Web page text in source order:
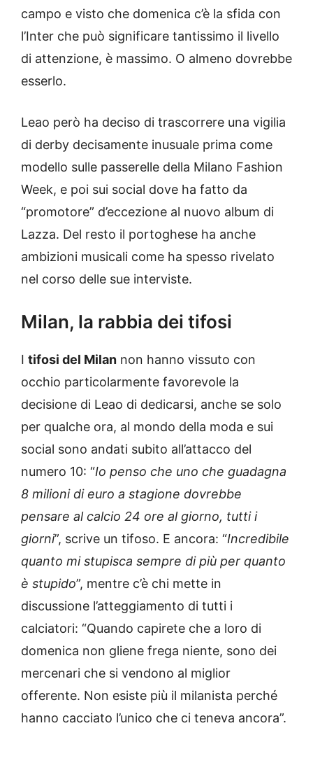
campo e visto che domenica c’è la sfida con
l’Inter che può significare tantissimo il livello
di attenzione, è massimo. O almeno dovrebbe
esserlo.
Leao però ha deciso di trascorrere una vigilia
di derby decisamente inusuale prima come
modello sulle passerelle della Milano Fashion
Week, e poi sui social dove ha fatto da
“promotore” d’eccezione al nuovo album di
Lazza. Del resto il portoghese ha anche
ambizioni musicali come ha spesso rivelato
nel corso delle sue interviste.
Milan, la rabbia dei tifosi
I tifosi del Milan non hanno vissuto con
occhio particolarmente favorevole la
decisione di Leao di dedicarsi, anche se solo
per qualche ora, al mondo della moda e sui
social sono andati subito all’attacco del
numero 10: “Io penso che uno che guadagna
8 milioni di euro a stagione dovrebbe
pensare al calcio 24 ore al giorno, tutti i
giorni”, scrive un tifoso. E ancora: “Incredibile
quanto mi stupisca sempre di più per quanto
è stupido”, mentre c’è chi mette in
discussione l’atteggiamento di tutti i
calciatori: “Quando capirete che a loro di
domenica non gliene frega niente, sono dei
mercenari che si vendono al miglior
offerente. Non esiste più il milanista perché
hanno cacciato l’unico che ci teneva ancora”.